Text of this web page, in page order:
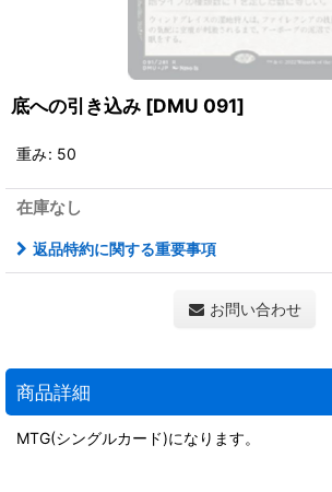
底への引き込み [DMU 091]
重み: 50
在庫なし
返品特約に関する重要事項
お問い合わせ
商品詳細
MTG(シングルカード)になります。